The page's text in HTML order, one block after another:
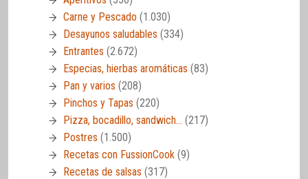
Carne y Pescado (1.030)
Desayunos saludables (334)
Entrantes (2.672)
Especias, hierbas aromáticas (83)
Pan y varios (208)
Pinchos y Tapas (220)
Pizza, bocadillo, sandwich… (217)
Postres (1.500)
Recetas con FussionCook (9)
Recetas de salsas (317)